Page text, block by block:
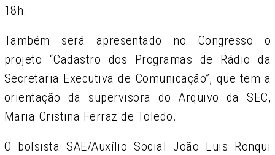
18h.
Também será apresentado no Congresso o
projeto “Cadastro dos Programas de Rádio da
Secretaria Executiva de Comunicação”, que tem a
orientação da supervisora do Arquivo da SEC,
Maria Cristina Ferraz de Toledo.
O bolsista SAE/Auxílio Social João Luis Ronqui